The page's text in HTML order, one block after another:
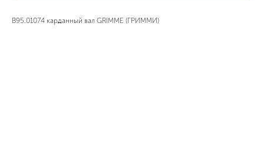
B95.01074 карданный вал GRIMME (ГРИММИ)